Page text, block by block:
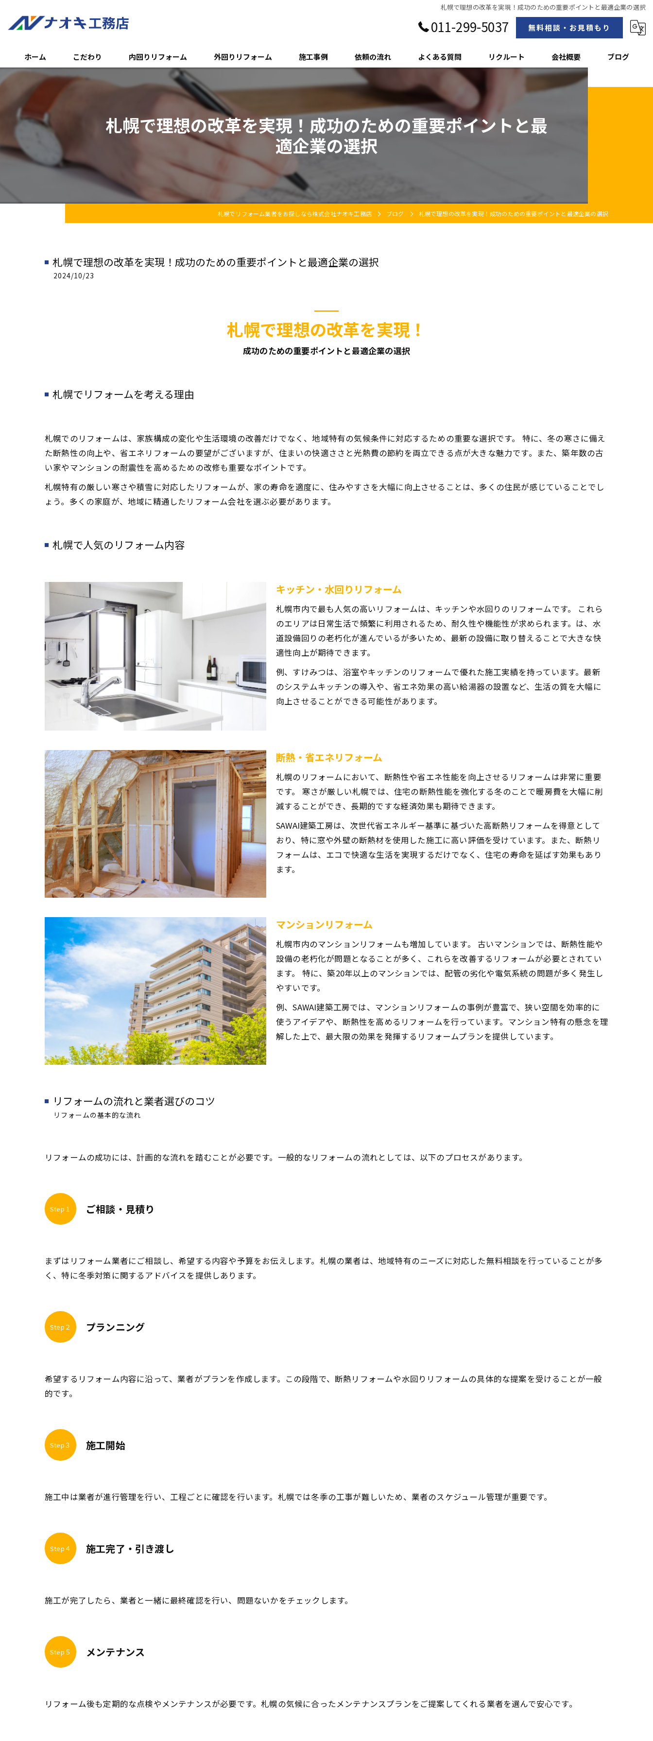
札幌で理想の改革を実現！成功のための重要ポイントと最適企業の選択
011-299-5037 無料相談・お見積もり
ホーム こだわり 内回りリフォーム
トイレのリフォーム
キッチンのリフォーム
外回りリフォーム
外壁・サイディング
エクステリア
土木・増築
施工事例 依頼の流れ よくある質問 リクルート 会社概要
スタッフ紹介
ブログ
札幌で理想の改革を実現！成功のための重要ポイントと最
適企業の選択
札幌でリフォーム業者をお探しなら株式会社ナオキ工務店 ブログ 札幌で理想の改革を実現！成功のための重要ポイントと最適企業の選択
札幌で理想の改革を実現！成功のための重要ポイントと最適企業の選択
2024/10/23
札幌で理想の改革を実現！
成功のための重要ポイントと最適企業の選択
札幌でリフォームを考える理由
札幌でのリフォームは、家族構成の変化や生活環境の改善だけでなく、地域特有の気候条件に対応するための重要な選択です。 特に、冬の寒さに備え
た断熱性の向上や、省エネリフォームの要望がございますが、住まいの快適ささと光熱費の節約を両立できる点が大きな魅力です。また、築年数の古
い家やマンションの耐震性を高めるための改修も重要なポイントです。
札幌特有の厳しい寒さや積雪に対応したリフォームが、家の寿命を適度に、住みやすさを大幅に向上させることは、多くの住民が感じていることでし
ょう。多くの家庭が、地域に精通したリフォーム会社を選ぶ必要があります。
札幌で人気のリフォーム内容
キッチン・水回りリフォーム
札幌市内で最も人気の高いリフォームは、キッチンや水回りのリフォームです。 これら
のエリアは日常生活で頻繁に利用されるため、耐久性や機能性が求められます。は、水
道設備回りの老朽化が進んでいるが多いため、最新の設備に取り替えることで大きな快
適性向上が期待できます。
例、すけみつは、浴室やキッチンのリフォームで優れた施工実績を持っています。最新
のシステムキッチンの導入や、省エネ効果の高い給湯器の設置など、生活の質を大幅に
向上させることができる可能性があります。
断熱・省エネリフォーム
札幌のリフォームにおいて、断熱性や省エネ性能を向上させるリフォームは非常に重要
です。 寒さが厳しい札幌では、住宅の断熱性能を強化する冬のことで暖房費を大幅に削
減することができ、長期的ですな経済効果も期待できます。
SAWAI建築工房は、次世代省エネルギー基準に基づいた高断熱リフォームを得意として
おり、特に窓や外壁の断熱材を使用した施工に高い評価を受けています。また、断熱リ
フォームは、エコで快適な生活を実現するだけでなく、住宅の寿命を延ばす効果もあり
ます。
マンションリフォーム
札幌市内のマンションリフォームも増加しています。 古いマンションでは、断熱性能や
設備の老朽化が問題となることが多く、これらを改善するリフォームが必要とされてい
ます。 特に、築20年以上のマンションでは、配管の劣化や電気系統の問題が多く発生し
やすいです。
例、SAWAI建築工房では、マンションリフォームの事例が豊富で、狭い空間を効率的に
使うアイデアや、断熱性を高めるリフォームを行っています。マンション特有の懸念を理
解した上で、最大限の効果を発揮するリフォームプランを提供しています。
リフォームの流れと業者選びのコツ
リフォームの基本的な流れ
リフォームの成功には、計画的な流れを踏むことが必要です。一般的なリフォームの流れとしては、以下のプロセスがあります。
ご相談・見積り
Step１
まずはリフォーム業者にご相談し、希望する内容や予算をお伝えします。札幌の業者は、地域特有のニーズに対応した無料相談を行っていることが多
く、特に冬季対策に関するアドバイスを提供しあります。
プランニング
Step２
希望するリフォーム内容に沿って、業者がプランを作成します。この段階で、断熱リフォームや水回りリフォームの具体的な提案を受けることが一般
的です。
施工開始
Step３
施工中は業者が進行管理を行い、工程ごとに確認を行います。札幌では冬季の工事が難しいため、業者のスケジュール管理が重要です。
施工完了・引き渡し
Step４
施工が完了したら、業者と一緒に最終確認を行い、問題ないかをチェックします。
メンテナンス
Step５
リフォーム後も定期的な点検やメンテナンスが必要です。札幌の気候に合ったメンテナンスプランをご提案してくれる業者を選んで安心です。